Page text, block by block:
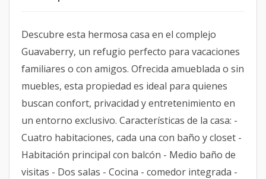
Descubre esta hermosa casa en el complejo
Guavaberry, un refugio perfecto para vacaciones
familiares o con amigos. Ofrecida amueblada o sin
muebles, esta propiedad es ideal para quienes
buscan confort, privacidad y entretenimiento en
un entorno exclusivo. Características de la casa: -
Cuatro habitaciones, cada una con baño y closet -
Habitación principal con balcón - Medio baño de
visitas - Dos salas - Cocina - comedor integrada -